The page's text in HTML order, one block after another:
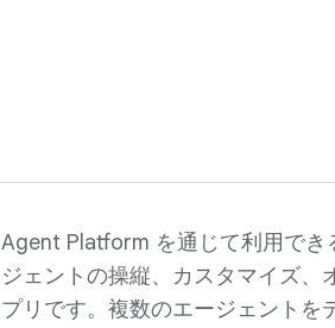
Agent Platform を通じて利用で
ジェントの操縦、カスタマイズ、
プリです。複数のエージェントを